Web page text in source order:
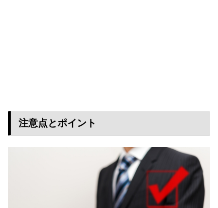
注意点とポイント